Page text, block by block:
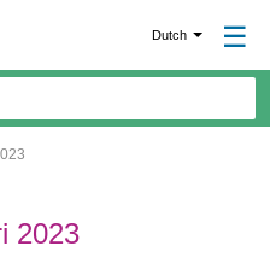
Dutch ☰
2023